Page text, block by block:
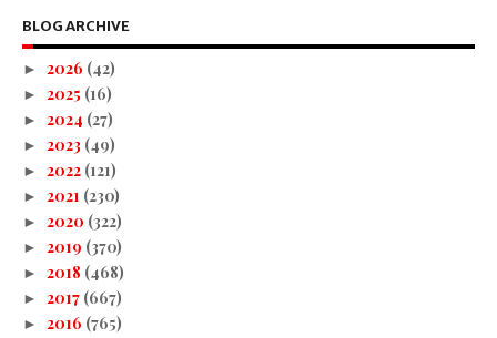
BLOG ARCHIVE
► 2026 (42)
► 2025 (16)
► 2024 (27)
► 2023 (49)
► 2022 (121)
► 2021 (230)
► 2020 (322)
► 2019 (370)
► 2018 (468)
► 2017 (667)
► 2016 (765)